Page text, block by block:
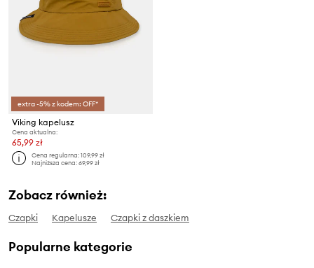
extra -5% z kodem: OFF*
Viking kapelusz
Cena aktualna:
65,99 zł
Cena regularna:109,99 zł
Najniższa cena:69,99 zł
Zobacz również:
Czapki Kapelusze Czapki z daszkiem
Popularne kategorie